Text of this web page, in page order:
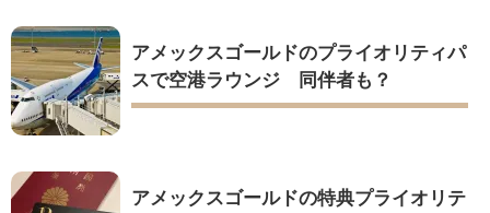
アメックスゴールドのプライオリティパ
スで空港ラウンジ 同伴者も？
アメックスゴールドの特典プライオリテ